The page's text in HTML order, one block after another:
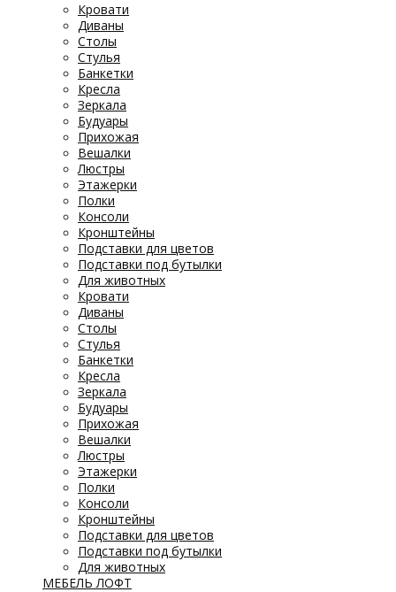
Кровати
Диваны
Столы
Стулья
Банкетки
Кресла
Зеркала
Будуары
Прихожая
Вешалки
Люстры
Этажерки
Полки
Консоли
Кронштейны
Подставки для цветов
Подставки под бутылки
Для животных
Кровати
Диваны
Столы
Стулья
Банкетки
Кресла
Зеркала
Будуары
Прихожая
Вешалки
Люстры
Этажерки
Полки
Консоли
Кронштейны
Подставки для цветов
Подставки под бутылки
Для животных
МЕБЕЛЬ ЛОФТ